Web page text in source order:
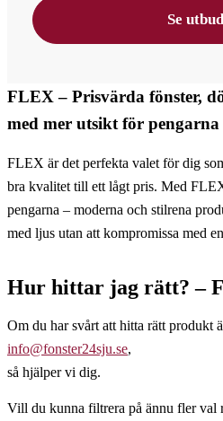
Se
FLEX – Prisvärda fönster,
med mer utsikt för pengarna
FLEX är det perfekta valet för dig
bra kvalitet till ett lågt pris. Med
pengarna – moderna och stilrena
med ljus utan att kompromissa med
Hur hittar jag rätt? –
Om du har svårt att hitta rätt produkt
info@fonster24sju.se,
så hjälper vi dig.
Vill du kunna filtrera på ännu fler val